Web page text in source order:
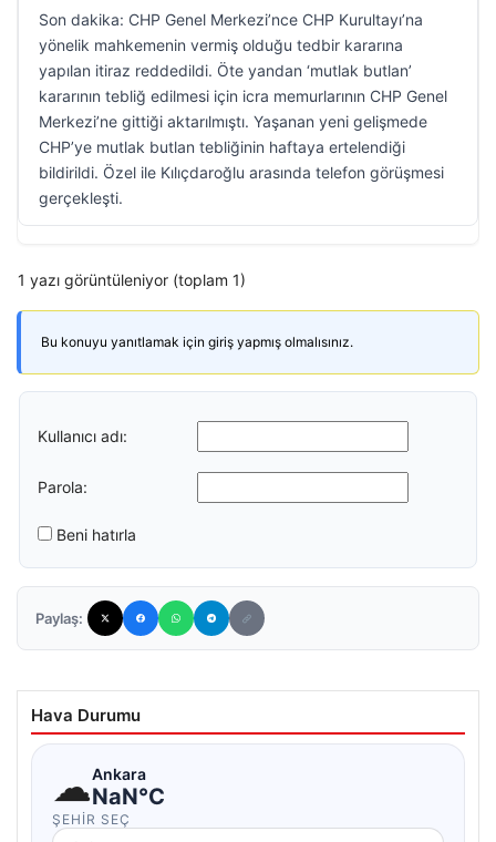
Son dakika: CHP Genel Merkezi’nce CHP Kurultayı’na
yönelik mahkemenin vermiş olduğu tedbir kararına
yapılan itiraz reddedildi. Öte yandan ‘mutlak butlan’
kararının tebliğ edilmesi için icra memurlarının CHP Genel
Merkezi’ne gittiği aktarılmıştı. Yaşanan yeni gelişmede
CHP’ye mutlak butlan tebliğinin haftaya ertelendiği
bildirildi. Özel ile Kılıçdaroğlu arasında telefon görüşmesi
gerçekleşti.
1 yazı görüntüleniyor (toplam 1)
Bu konuyu yanıtlamak için giriş yapmış olmalısınız.
Kullanıcı adı:
Parola:
Beni hatırla
Paylaş:
Hava Durumu
☁Ankara
NaN°C
ŞEHIR SEÇ